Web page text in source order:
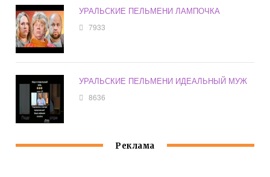
УРАЛЬСКИЕ ПЕЛЬМЕНИ ЛАМПОЧКА
7933
УРАЛЬСКИЕ ПЕЛЬМЕНИ ИДЕАЛЬНЫЙ МУЖ
8636
Реклама